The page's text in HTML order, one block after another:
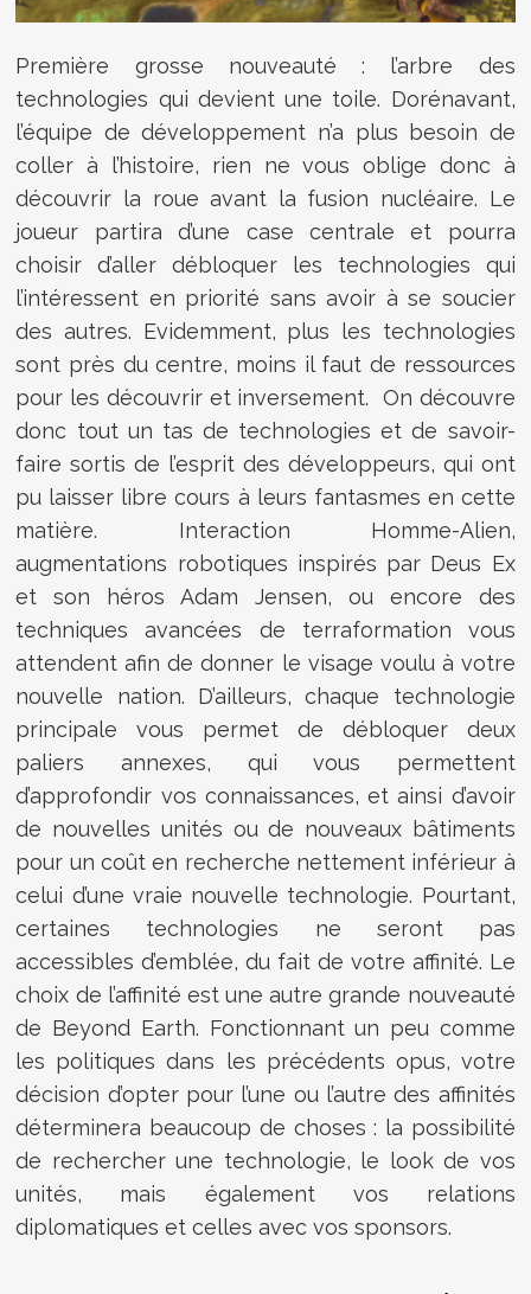
Première grosse nouveauté : l’arbre des
technologies qui devient une toile. Dorénavant,
l’équipe de développement n’a plus besoin de
coller à l’histoire, rien ne vous oblige donc à
découvrir la roue avant la fusion nucléaire. Le
joueur partira d’une case centrale et pourra
choisir d’aller débloquer les technologies qui
l’intéressent en priorité sans avoir à se soucier
des autres. Evidemment, plus les technologies
sont près du centre, moins il faut de ressources
pour les découvrir et inversement. On découvre
donc tout un tas de technologies et de savoir-
faire sortis de l’esprit des développeurs, qui ont
pu laisser libre cours à leurs fantasmes en cette
matière. Interaction Homme-Alien,
augmentations robotiques inspirés par Deus Ex
et son héros Adam Jensen, ou encore des
techniques avancées de terraformation vous
attendent afin de donner le visage voulu à votre
nouvelle nation. D’ailleurs, chaque technologie
principale vous permet de débloquer deux
paliers annexes, qui vous permettent
d’approfondir vos connaissances, et ainsi d’avoir
de nouvelles unités ou de nouveaux bâtiments
pour un coût en recherche nettement inférieur à
celui d’une vraie nouvelle technologie. Pourtant,
certaines technologies ne seront pas
accessibles d’emblée, du fait de votre affinité. Le
choix de l’affinité est une autre grande nouveauté
de Beyond Earth. Fonctionnant un peu comme
les politiques dans les précédents opus, votre
décision d’opter pour l’une ou l’autre des affinités
déterminera beaucoup de choses : la possibilité
de rechercher une technologie, le look de vos
unités, mais également vos relations
diplomatiques et celles avec vos sponsors.